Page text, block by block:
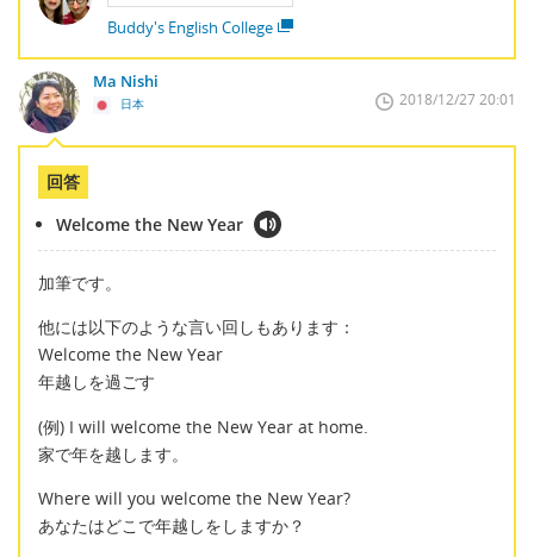
Buddy's English College
Ma Nishi
日本 2018/12/27 20:01
回答
Welcome the New Year
加筆です。
他には以下のような言い回しもあります：
Welcome the New Year
年越しを過ごす
(例) I will welcome the New Year at home.
家で年を越します。
Where will you welcome the New Year?
あなたはどこで年越しをしますか？